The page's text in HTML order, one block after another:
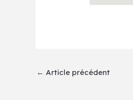
← Article précédent